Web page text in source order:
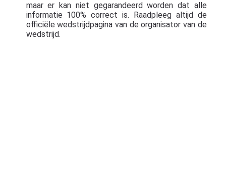
maar er kan niet gegarandeerd worden dat alle
informatie 100% correct is. Raadpleeg altijd de
officiële wedstrijdpagina van de organisator van de
wedstrijd.